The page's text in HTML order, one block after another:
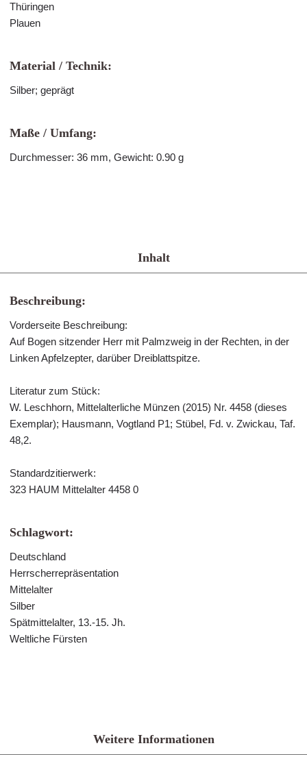
Thüringen
Plauen
Material / Technik:
Silber; geprägt
Maße / Umfang:
Durchmesser: 36 mm, Gewicht: 0.90 g
Inhalt
Beschreibung:
Vorderseite Beschreibung:
Auf Bogen sitzender Herr mit Palmzweig in der Rechten, in der
Linken Apfelzepter, darüber Dreiblattspitze.
Literatur zum Stück:
W. Leschhorn, Mittelalterliche Münzen (2015) Nr. 4458 (dieses
Exemplar); Hausmann, Vogtland P1; Stübel, Fd. v. Zwickau, Taf.
48,2.
Standardzitierwerk:
323 HAUM Mittelalter 4458 0
Schlagwort:
Deutschland
Herrscherrepräsentation
Mittelalter
Silber
Spätmittelalter, 13.-15. Jh.
Weltliche Fürsten
Weitere Informationen